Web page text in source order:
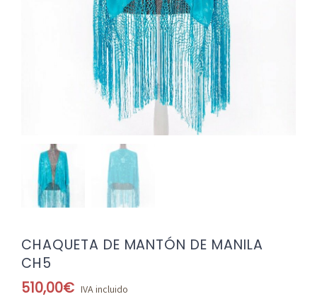
CHAQUETA DE MANTÓN DE MANILA
CH5
510,00€ IVA incluido